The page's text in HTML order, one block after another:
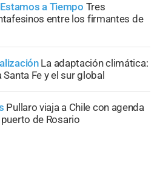
a Tiempo Tres
entre los firmantes de
La adaptación climática:
Fe y el sur global
Pullaro viaja a Chile con agenda
de Rosario